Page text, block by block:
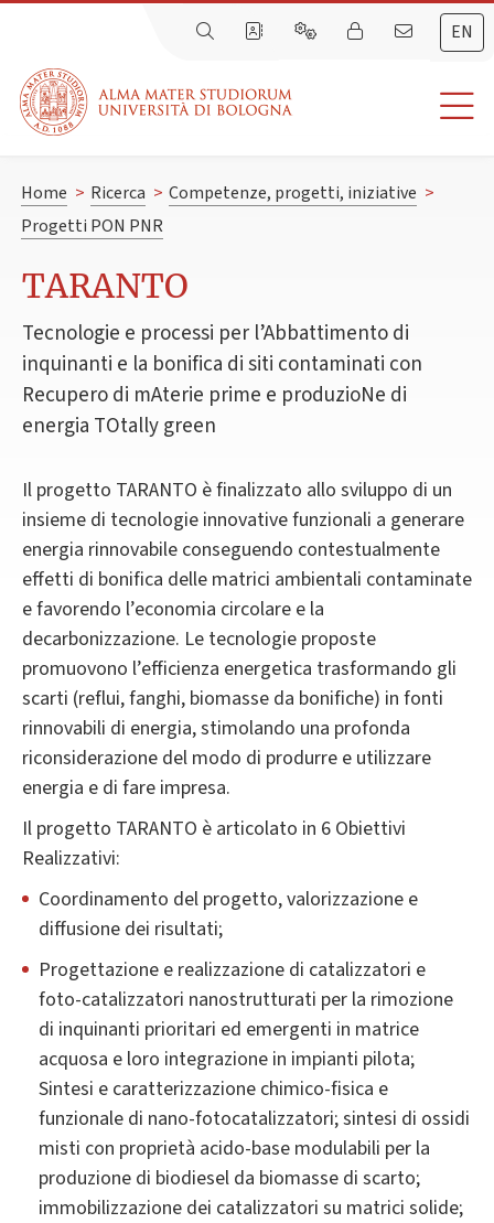
EN
Home > Ricerca > Competenze, progetti, iniziative >
Progetti PON PNR
TARANTO
Tecnologie e processi per l’Abbattimento di
inquinanti e la bonifica di siti contaminati con
Recupero di mAterie prime e produzioNe di
energia TOtally green
Il progetto TARANTO è finalizzato allo sviluppo di un
insieme di tecnologie innovative funzionali a generare
energia rinnovabile conseguendo contestualmente
effetti di bonifica delle matrici ambientali contaminate
e favorendo l’economia circolare e la
decarbonizzazione. Le tecnologie proposte
promuovono l’efficienza energetica trasformando gli
scarti (reflui, fanghi, biomasse da bonifiche) in fonti
rinnovabili di energia, stimolando una profonda
riconsiderazione del modo di produrre e utilizzare
energia e di fare impresa.
Il progetto TARANTO è articolato in 6 Obiettivi
Realizzativi:
Coordinamento del progetto, valorizzazione e
diffusione dei risultati;
Progettazione e realizzazione di catalizzatori e
foto-catalizzatori nanostrutturati per la rimozione
di inquinanti prioritari ed emergenti in matrice
acquosa e loro integrazione in impianti pilota;
Sintesi e caratterizzazione chimico-fisica e
funzionale di nano-fotocatalizzatori; sintesi di ossidi
misti con proprietà acido-base modulabili per la
produzione di biodiesel da biomasse di scarto;
immobilizzazione dei catalizzatori su matrici solide;